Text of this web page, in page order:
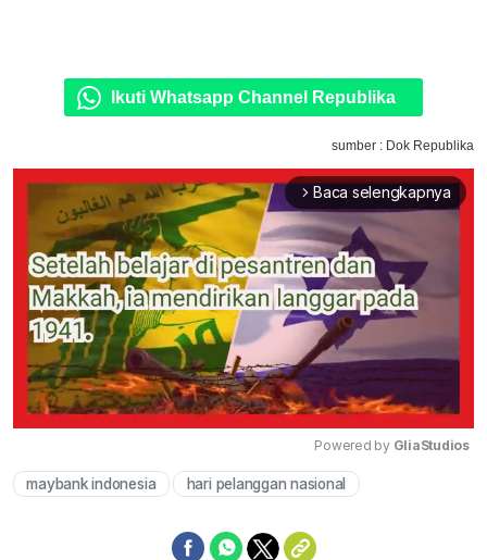
Ikuti Whatsapp Channel Republika
sumber : Dok Republika
arrow_forward_ios Baca selengkapnya
Powered by GliaStudios
maybank indonesia hari pelanggan nasional